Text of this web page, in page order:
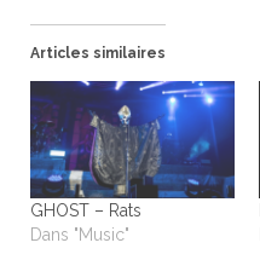
Articles similaires
GHOST – Rats
Dans "Music"